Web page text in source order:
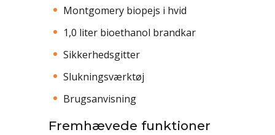
Montgomery biopejs i hvid
1,0 liter bioethanol brandkar
Sikkerhedsgitter
Slukningsværktøj
Brugsanvisning
Fremhævede funktioner